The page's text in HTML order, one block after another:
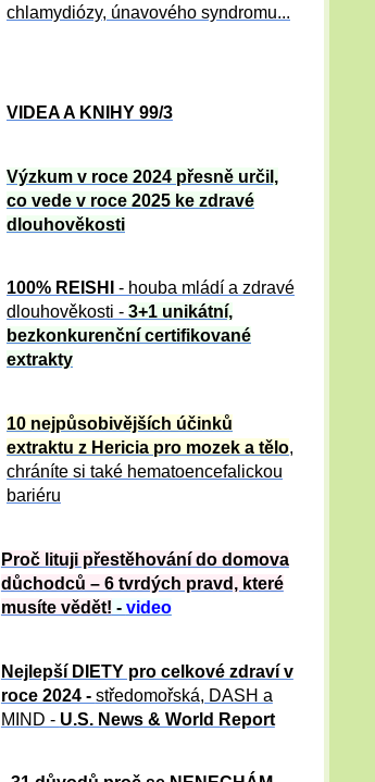
chlamydiózy, únavového syndromu...
VIDEA A KNIHY 99/3
Výzkum v roce 2024 přesně určil,
co vede v roce 2025 ke zdravé
dlouhověkosti
100% REISHI
- houba mládí a zdravé
dlouhověkosti - 3+1 unikátní,
bezkonkurenční certifikované
extrakty
10 nejpůsobivějších účinků
extraktu z Hericia pro mozek a tělo,
chráníte si také hematoencefalickou
bariéru
Proč lituji přestěhování do domova
důchodců – 6 tvrdých pravd, které
musíte vědět! - video
Nejlepší DIETY pro celkové zdraví v
roce 2024 - středomořská, DASH a
MIND - U.S. News & World Report